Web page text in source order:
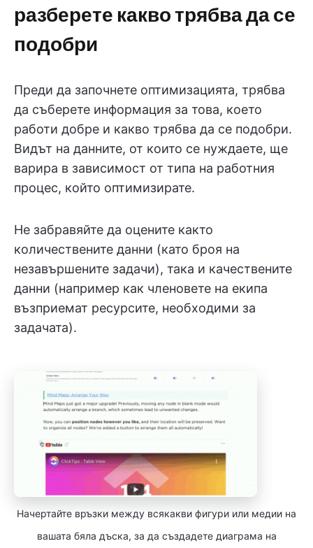
разберете какво трябва да се
подобри
Преди да започнете оптимизацията, трябва
да съберете информация за това, което
работи добре и какво трябва да се подобри.
Видът на данните, от които се нуждаете, ще
варира в зависимост от типа на работния
процес, който оптимизирате.
Не забравяйте да оцените както
количествените данни (като броя на
незавършените задачи), така и качествените
данни (например как членовете на екипа
възприемат ресурсите, необходими за
задачата).
Начертайте връзки между всякакви фигури или медии на
вашата бяла дъска, за да създадете диаграма на